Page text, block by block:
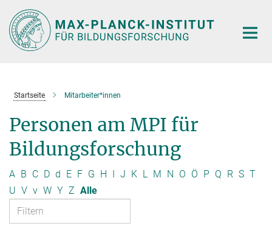
Hauptinhalt
Startseite Mitarbeiter*innen
Personen am MPI für
Bildungsforschung
A B C D d E F G H I J K L M N O Ö P Q R S T
U V v W Y Z Alle